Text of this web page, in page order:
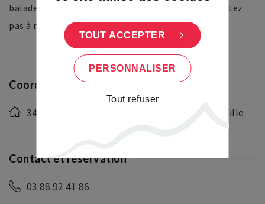
balades dans les vignes à pied, ou en segway, n'hésitez
pas à nous contacter.
Coordonnées de l'hébergement
34 rue du Maréchal Foch, 67650 Dambach la Ville
Contact et réservation
03 88 92 41 86
TOUT ACCEPTER
PERSONNALISER
Tout refuser